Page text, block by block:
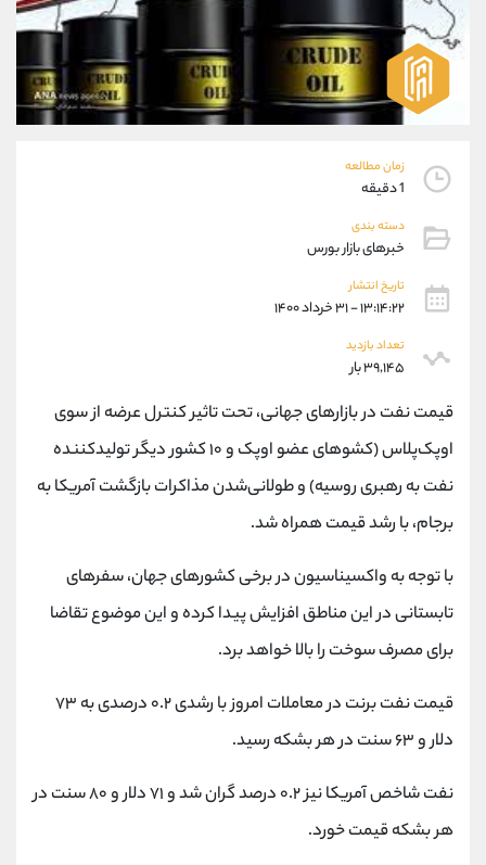
زمان مطالعه
1 دقیقه
دسته بندی
خبرهای بازار بورس
تاریخ انتشار
۱۳:۱۴:۲۲ - ۳۱ خرداد ۱۴۰۰
تعداد بازدید
۳۹,۱۴۵ بار
قیمت نفت در بازارهای جهانی، تحت تاثیر کنترل عرضه از سوی
اوپک‌پلاس (کشوهای عضو اوپک و ۱۰ کشور دیگر تولیدکننده
نفت به رهبری روسیه) و طولانی‌شدن مذاکرات بازگشت آمریکا به
برجام، با رشد قیمت همراه شد.
با توجه به واکسیناسیون در برخی کشورهای جهان، سفرهای
تابستانی در این مناطق افزایش پیدا کرده و این موضوع تقاضا
برای مصرف سوخت را بالا خواهد برد.
قیمت نفت برنت در معاملات امروز با رشدی ۰.۲ درصدی به ۷۳
دلار و ۶۳ سنت در هر بشکه رسید.
نفت شاخص آمریکا نیز ۰.۲ درصد گران شد و ۷۱ دلار و ۸۰ سنت در
هر بشکه قیمت خورد.
09927779040
واتساپ شروع گفتگو
تلگرام @Armteam_admin_por
107
موبایل
تلگرام
تلفن
بدون پیش شماره 90001030
اینستاگرام @alireza.mehrabii
کانال تلگرام
کانال بله @alirezamehrabi_official